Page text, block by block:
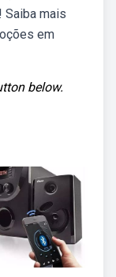
Saiba mais
em
below.